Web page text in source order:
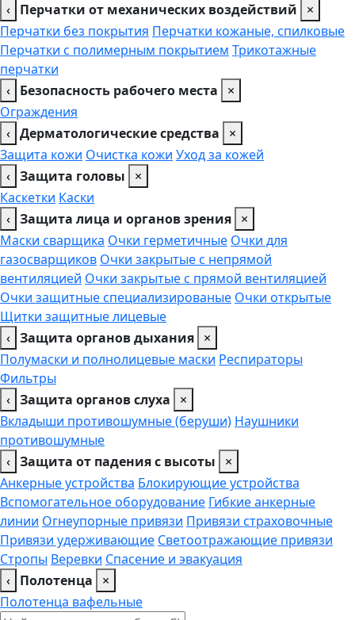
‹ Перчатки от механических воздействий
×
Перчатки без покрытия Перчатки кожаные, спилковые
Перчатки с полимерным покрытием Трикотажные
перчатки
‹ Безопасность рабочего места
×
Ограждения
‹ Дерматологические средства
×
Защита кожи Очистка кожи Уход за кожей
‹ Защита головы
×
Каскетки Каски
‹ Защита лица и органов зрения ×
Маски сварщика Очки герметичные Очки для
газосварщиков Очки закрытые с непрямой
вентиляцией Очки закрытые с прямой вентиляцией
Очки защитные специализированые Очки открытые
Щитки защитные лицевые
‹ Защита органов дыхания ×
Полумаски и полнолицевые маски Респираторы
Фильтры
‹ Защита органов слуха
×
Вкладыши противошумные (беруши) Наушники
противошумные
‹ Защита от падения с высоты
×
Анкерные устройства Блокирующие устройства
Вспомогательное оборудование Гибкие анкерные
линии Огнеупорные привязи Привязи страховочные
Привязи удерживающие Светоотражающие привязи
Стропы Веревки Спасение и эвакуация
‹ Полотенца
×
Полотенца вафельные